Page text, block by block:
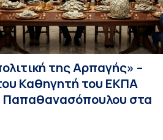
της Αρπαγής» –
Καθηγητή του ΕΚΠΑ
Παπαθανασόπουλου στα